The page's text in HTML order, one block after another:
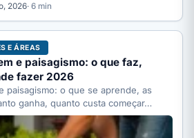
2026· 6 min
E ÁREAS
e paisagismo: o que faz,
fazer 2026
paisagismo: o que se aprende, as
ganha, quanto custa começar…